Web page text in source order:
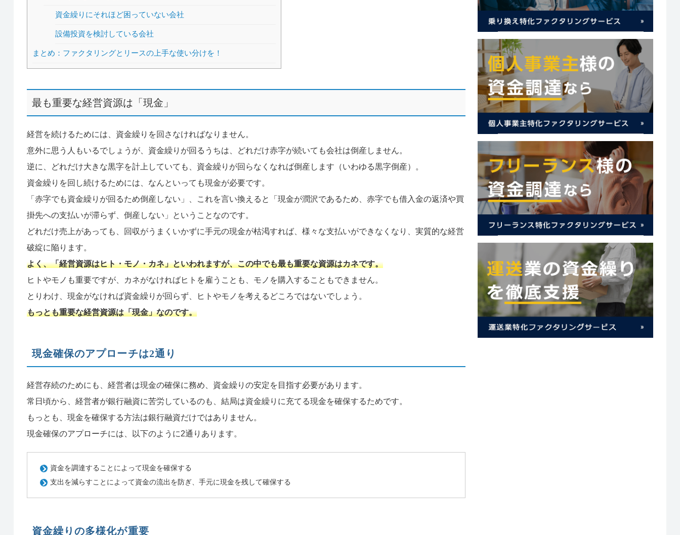
資金繰りにそれほど困っていない会社
設備投資を検討している会社
まとめ：ファクタリングとリースの上手な使い分けを！
最も重要な経営資源は「現金」
経営を続けるためには、資金繰りを回さなければなりません。
意外に思う人もいるでしょうが、資金繰りが回るうちは、どれだけ赤字が続いても会社は倒産しません。
逆に、どれだけ大きな黒字を計上していても、資金繰りが回らなくなれば倒産します（いわゆる黒字倒産）。
資金繰りを回し続けるためには、なんといっても現金が必要です。
「赤字でも資金繰りが回るため倒産しない」、これを言い換えると「現金が潤沢であるため、赤字でも借入金の返済や買
掛先への支払いが滞らず、倒産しない」ということなのです。
どれだけ売上があっても、回収がうまくいかずに手元の現金が枯渇すれば、様々な支払いができなくなり、実質的な経営
破綻に陥ります。
よく、「経営資源はヒト・モノ・カネ」といわれますが、この中でも最も重要な資源はカネです。
ヒトやモノも重要ですが、カネがなければヒトを雇うことも、モノを購入することもできません。
とりわけ、現金がなければ資金繰りが回らず、ヒトやモノを考えるどころではないでしょう。
もっとも重要な経営資源は「現金」なのです。
現金確保のアプローチは2通り
経営存続のためにも、経営者は現金の確保に務め、資金繰りの安定を目指す必要があります。
常日頃から、経営者が銀行融資に苦労しているのも、結局は資金繰りに充てる現金を確保するためです。
もっとも、現金を確保する方法は銀行融資だけではありません。
現金確保のアプローチには、以下のように2通りあります。
資金を調達することによって現金を確保する
支出を減らすことによって資金の流出を防ぎ、手元に現金を残して確保する
資金繰りの多様化が重要